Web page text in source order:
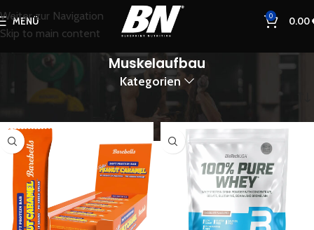
Weiter zur Navigation
Skip to main content
MENÜ 0 0.00
Muskelaufbau
Kategorien
Produkte verschlagwortet mit „Muskelaufbau“